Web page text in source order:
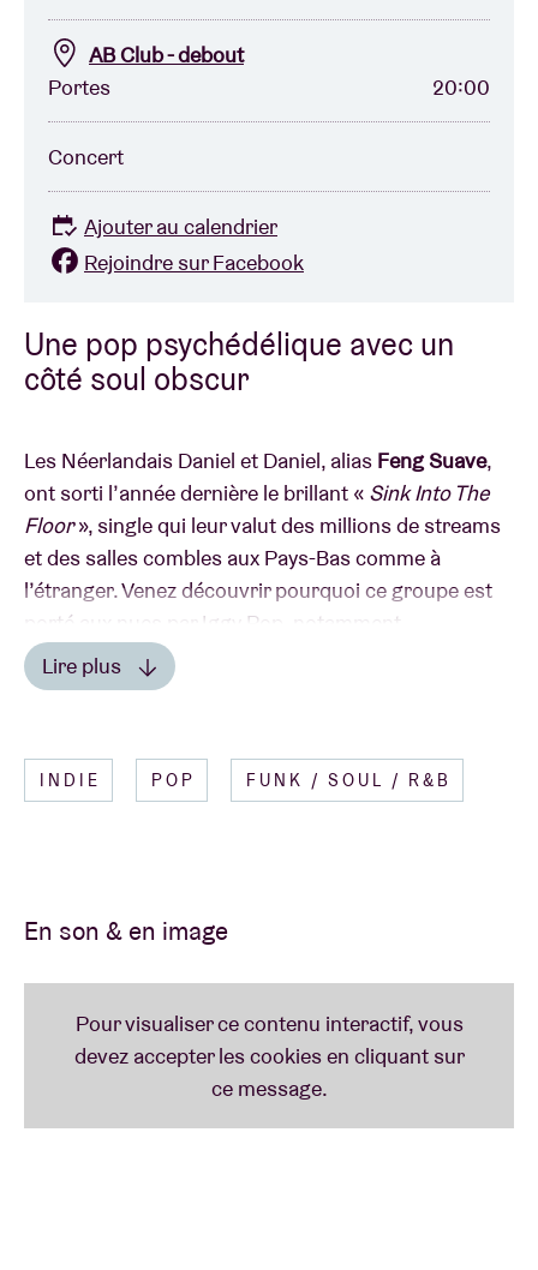
ABtv
Chèque-concert
À propos de l'AB
Contact
Une pop psychédélique avec un
côté soul obscur
Les Néerlandais Daniel et Daniel, alias Feng Suave,
ont sorti l’année dernière le brillant « Sink Into The
Floor», single qui leur valut des millions de streams
et des salles combles aux Pays-Bas comme à
l’étranger. Venez découvrir pourquoi ce groupe est
porté aux nues par Iggy Pop, notamment.
Lire plus
« Glorious psych-pop with a dark edge » – Clash
Lire moins
INDIE POP FUNK / SOUL / R&B
En son & en image
AB Club - debout
Portes
20:00
Concert
Ajouter au calendrier
Rejoindre sur Facebook